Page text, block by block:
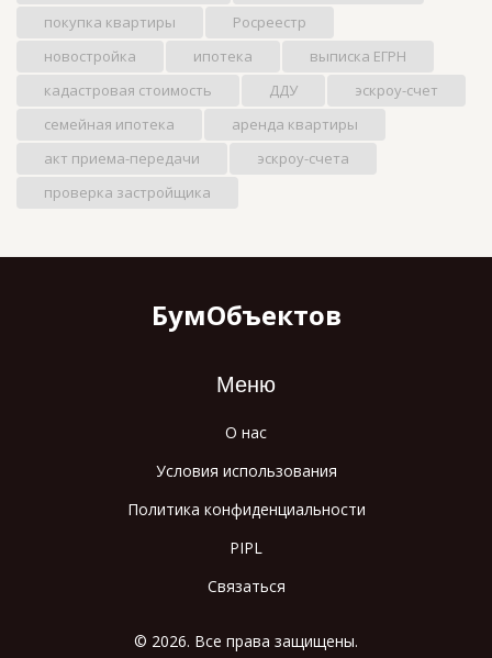
покупка квартиры
Росреестр
новостройка
ипотека
выписка ЕГРН
кадастровая стоимость
ДДУ
эскроу-счет
семейная ипотека
аренда квартиры
акт приема-передачи
эскроу-счета
проверка застройщика
БумОбъектов
Меню
О нас
Условия использования
Политика конфиденциальности
PIPL
Связаться
© 2026. Все права защищены.